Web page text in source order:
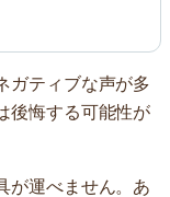
ガティブな声が多
後悔する可能性が
が運べません。あ